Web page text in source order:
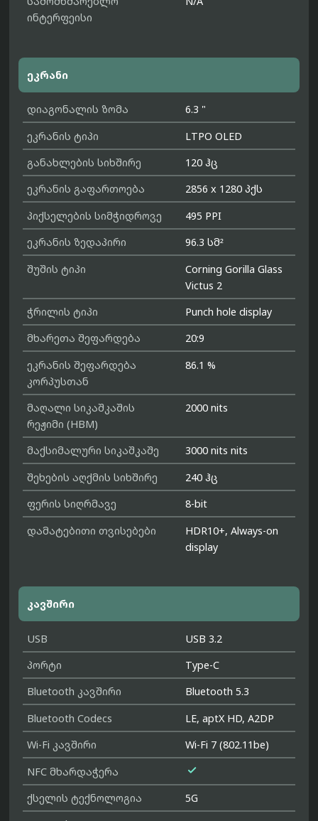
ინტერფეისი
ეკრანი
დიაგონალის ზომა
6.3 "
ეკრანის ტიპი
LTPO OLED
განახლების სიხშირე
120 ჰც
ეკრანის გაფართოება
2856 x 1280 პქს
პიქსელების სიმჭიდროვე
495 PPI
ეკრანის ზედაპირი
96.3 სმ²
შუშის ტიპი
Corning Gorilla Glass
Victus 2
ჭრილის ტიპი
Punch hole display
მხარეთა შეფარდება
20:9
ეკრანის შეფარდება
კორპუსთან
86.1 %
მაღალი სიკაშკაშის
რეჟიმი (HBM)
2000 nits
მაქსიმალური სიკაშკაშე
3000 nits nits
შეხების აღქმის სიხშირე
240 ჰც
ფერის სიღრმავე
8-bit
დამატებითი თვისებები
HDR10+, Always-on
display
კავშირი
USB
USB 3.2
პორტი
Type-C
Bluetooth კავშირი
Bluetooth 5.3
Bluetooth Codecs
LE, aptX HD, A2DP
Wi-Fi კავშირი
Wi-Fi 7 (802.11be)
NFC მხარდაჭერა

ქსელის ტექნოლოგია
5G